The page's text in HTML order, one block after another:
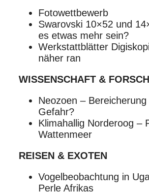
Fotowettbewerb
Swarovski 10×52 und
es etwas mehr sein?
Werkstattblätter
näher ran
WISSENSCHAFT &
Neozoen –
Gefahr?
Klimahallig Norderoog –
Wattenmeer
REISEN & EXOTEN
Vogelbeobachtung in
Perle Afrikas